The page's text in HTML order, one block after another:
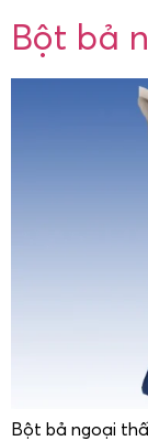
Bột bả
Bột bả ngoại